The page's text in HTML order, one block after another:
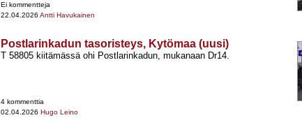
Ei kommentteja
22.04.2026 Antti Havukainen
Postlarinkadun tasoristeys, Kytömaa (uusi)
T 58805 kiitämässä ohi Postlarinkadun, mukanaan Dr14.
4 kommenttia
02.04.2026 Hugo Leino